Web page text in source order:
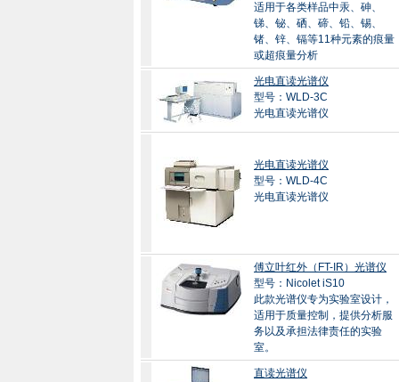
适用于各类样品中汞、砷、
锑、铋、硒、碲、铅、锡、
锗、锌、镉等11种元素的痕量
或超痕量分析
光电直读光谱仪
型号：WLD-3C
光电直读光谱仪
光电直读光谱仪
型号：WLD-4C
光电直读光谱仪
傅立叶红外（FT-IR）光谱仪
型号：Nicolet iS10
此款光谱仪专为实验室设计，
适用于质量控制，提供分析服
务以及承担法律责任的实验
室。
直读光谱仪